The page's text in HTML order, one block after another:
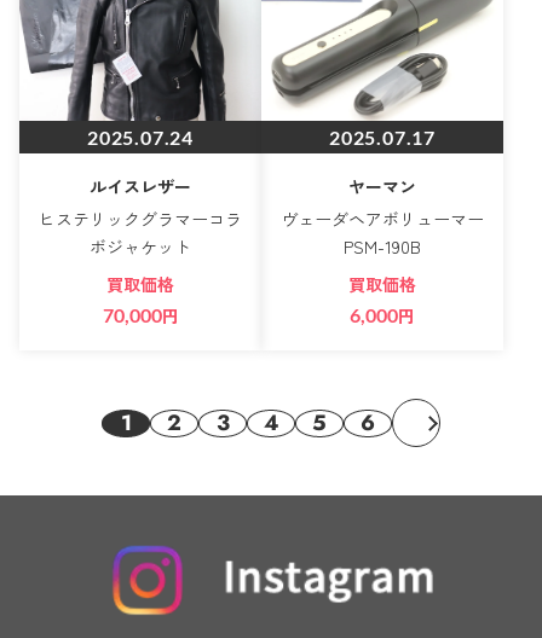
2025.07.24
ルイスレザー
ヒステリックグラマーコラ
ボジャケット
買取価格
70,000円
2025.07.17
ヤーマン
ヴェーダヘアボリューマー
PSM-190B
買取価格
6,000円
1 2 3 4 5 6